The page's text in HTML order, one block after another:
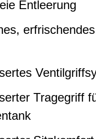
Entleerung
erfrischendes
Tragegriff